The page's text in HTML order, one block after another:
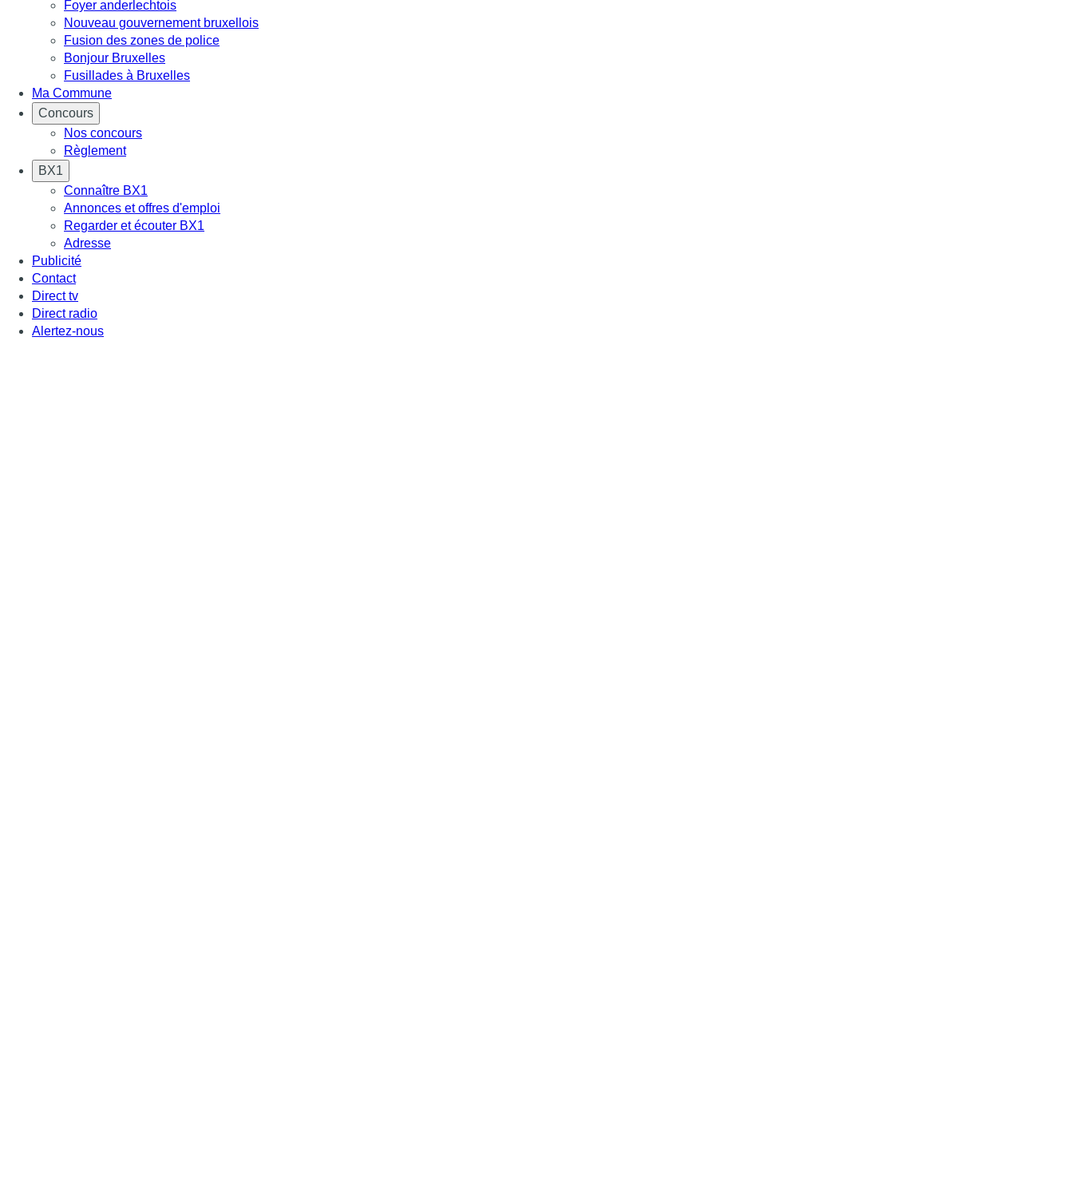
Foyer anderlechtois
Nouveau gouvernement bruxellois
Fusion des zones de police
Bonjour Bruxelles
Fusillades à Bruxelles
Ma Commune
Concours
Nos concours
Règlement
BX1
Connaître BX1
Annonces et offres d'emploi
Regarder et écouter BX1
Adresse
Publicité
Contact
Direct tv
Direct radio
Alertez-nous